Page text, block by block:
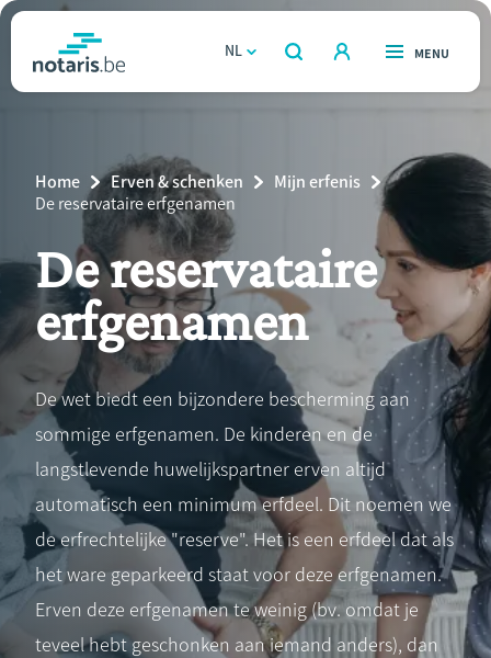
Overslaan
naar
gaan
notaris.behomepage
NL
OPEN
ZOEKEN
OPEN
MENU
Relatie & samenleven
Erven & schenken
Ondernemen
Over de notaris
Rekenmodules
Breadcrumb
Home Erven & schenken
Mijn erfenis
Current
De reservataire erfgenamen
De reservataire
erfgenamen
De wet biedt een bijzondere bescherming aan
sommige erfgenamen. De kinderen en de
langstlevende huwelijkspartner erven altijd
automatisch een minimum erfdeel. Dit noemen we
de erfrechtelijke "reserve". Het is een erfdeel dat als
het ware geparkeerd staat voor deze erfgenamen.
Erven deze erfgenamen te weinig (bv. omdat je
teveel hebt geschonken aan iemand anders), dan